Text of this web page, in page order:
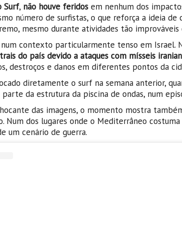
Surf, não houve feridosem nenhum dos
número de surfistas, o que reforça a ideia
mesmo durante atividades tão improváveis
contexto particularmente tenso em Israel.
do país devido a ataques com mísseis
destroços e danos em diferentes pontos da
diretamente o surf na semana anterior,
da estrutura da piscina de ondas, num
das imagens, o momento mostra
Num dos lugares onde o Mediterrâneo
um cenário de guerra.